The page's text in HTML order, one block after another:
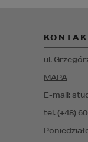
E-mail:
tel. (+48)
ul.
MAPA